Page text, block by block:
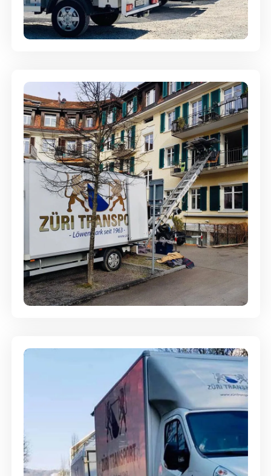
aufbewahrt
Entsorgung & Räumung